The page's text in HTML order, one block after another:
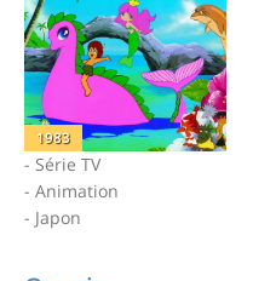
1983
- Série TV
- Animation
- Japon